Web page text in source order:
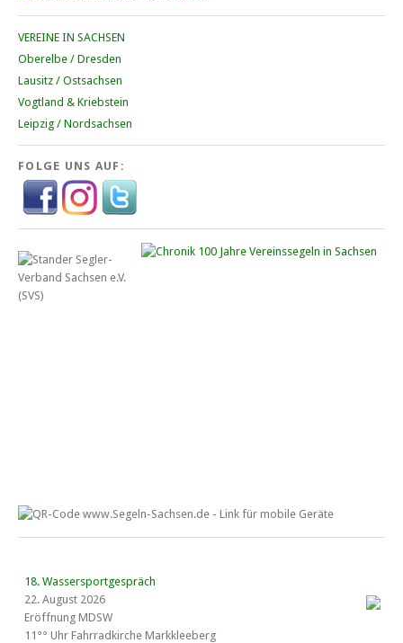
VEREINE IN SACHSEN
Oberelbe / Dresden
Lausitz / Ostsachsen
Vogtland & Kriebstein
Leipzig / Nordsachsen
FOLGE UNS AUF:
18. Wassersportgespräch
22. August 2026
Eröffnung MDSW
11°° Uhr Fahrrad­kirche Markkleeberg